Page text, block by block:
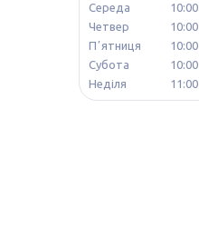
Середа
10:00
Четвер
10:00
Пʼятниця
10:00
Субота
10:00
Неділя
11:00